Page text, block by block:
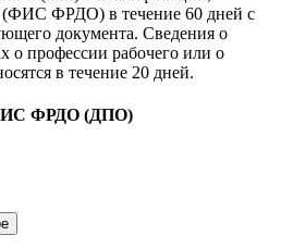
(ФИС ФРДО) в течение 60 дней с
документа. Сведения о
о профессии рабочего или о
в течение 20 дней.
ФИС ФРДО (ДПО)